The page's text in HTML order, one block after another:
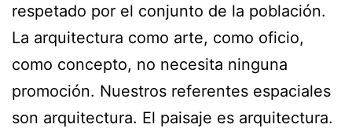
respetado por el conjunto de la población.
La arquitectura como arte, como oficio,
como concepto, no necesita ninguna
promoción. Nuestros referentes espaciales
son arquitectura. El paisaje es arquitectura.